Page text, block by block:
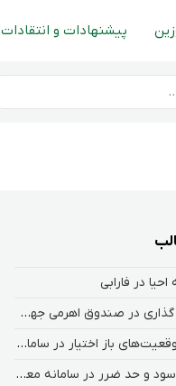
پیشنهادات و انتقادات
در فارابی
راهنمای سرمایه گذاری در صندوق اهرمی جهش
نحوه‌ مشاهده‌ موقعیت‌های باز اختیار در سامانه هلیوم و نکست
نحوه تعیین حد سود و حد ضرر در سامانه معاملاتی کارگزاری فارابی